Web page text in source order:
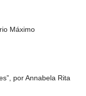
Máximo
por Annabela Rita